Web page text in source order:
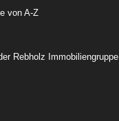
von A-Z
Rebholz Immobiliengruppe